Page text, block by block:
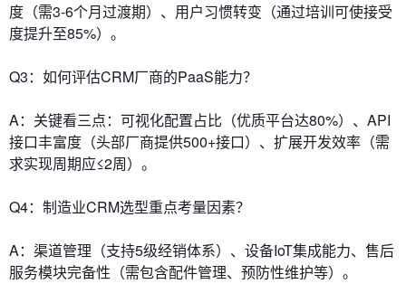
度（需3-6个月过渡期）、用户习惯转变（通过培训可使接受
度提升至85%）。
Q3：如何评估CRM厂商的PaaS能力？
A：关键看三点：可视化配置占比（优质平台达80%）、API
接口丰富度（头部厂商提供500+接口）、扩展开发效率（需
求实现周期应≤2周）。
Q4：制造业CRM选型重点考量因素？
A：渠道管理（支持5级经销体系）、设备IoT集成能力、售后
服务模块完备性（需包含配件管理、预防性维护等）。